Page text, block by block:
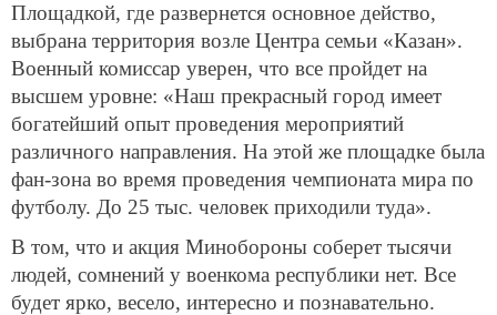
Площадкой, где развернется основное действо,
выбрана территория возле Центра семьи «Казан».
Военный комиссар уверен, что все пройдет на
высшем уровне: «Наш прекрасный город имеет
богатейший опыт проведения мероприятий
различного направления. На этой же площадке была
фан-зона во время проведения чемпионата мира по
футболу. До 25 тыс. человек приходили туда».
В том, что и акция Минобороны соберет тысячи
людей, сомнений у военкома республики нет. Все
будет ярко, весело, интересно и познавательно.